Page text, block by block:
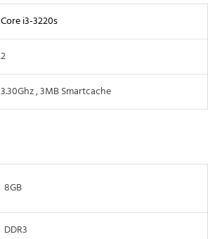
Core i3-3220s
2
3.30Ghz , 3MB Smartcache
8GB
DDR3